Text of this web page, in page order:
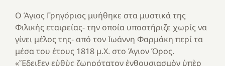
Ο Άγιος Γρηγόριος μυήθηκε στα μυστικά της
Φιλικής εταιρείας- την οποία υποστήριζε χωρίς να
γίνει μέλος της- από τον Ιωάννη Φαρμάκη περί τα
μέσα του έτους 1818 μ.Χ. στο Άγιον Όρος.
«Ἔδειξεν εὐθὺς ζωηρότατον ἐνθουσιασμὸν ὑπὲρ